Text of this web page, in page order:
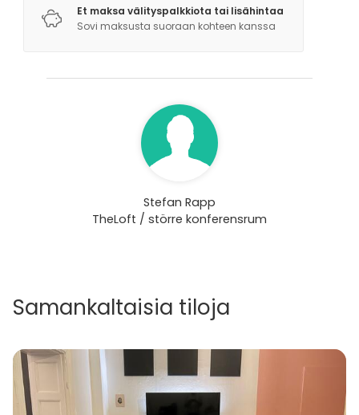
Et maksa välityspalkkiota tai lisähintaa
Sovi maksusta suoraan kohteen kanssa
Stefan Rapp
TheLoft / större konferensrum
Samankaltaisia tiloja